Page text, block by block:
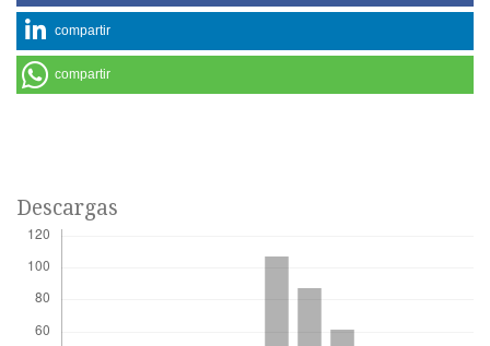
compartir
compartir
Descargas